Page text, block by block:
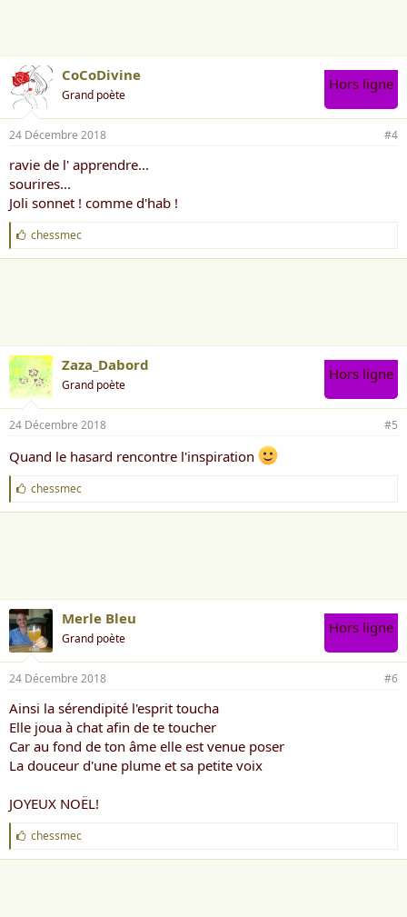
CoCoDivine
Grand poète
Hors ligne
24 Décembre 2018 #4
ravie de l' apprendre...
sourires...
Joli sonnet ! comme d'hab !
J
'
a
chessmec
Zaza_Dabord
Grand poète
Hors ligne
24 Décembre 2018 #5
Quand le hasard rencontre l'inspiration
J
'
a
chessmec
Merle Bleu
Grand poète
Hors ligne
24 Décembre 2018 #6
Ainsi la sérendipité l'esprit toucha
Elle joua à chat afin de te toucher
Car au fond de ton âme elle est venue poser
La douceur d'une plume et sa petite voix
JOYEUX NOËL!
J
'
a
chessmec